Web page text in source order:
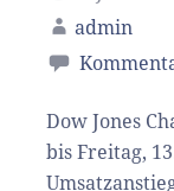
admin
Dow Jones
bis Freitag,